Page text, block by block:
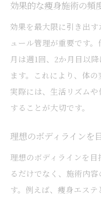
効果的な痩身施術の頻
効果を最大限に引き出
ュール管理が重要です
月は週1回、2か月目以
ます。これにより、体の
実際には、生活リズム
することが大切です。
理想のボディラインを
理想のボディラインを
るだけでなく、施術内
す。例えば、痩身エス